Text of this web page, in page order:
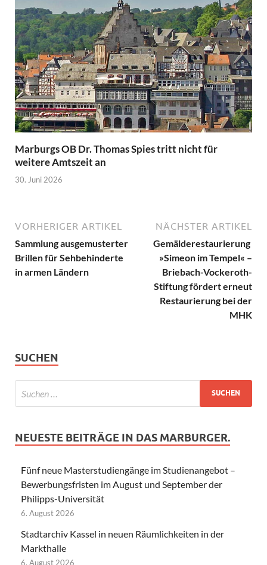
Marburgs OB Dr. Thomas Spies tritt nicht für
weitere Amtszeit an
30. Juni 2026
VORHERIGER ARTIKEL
Sammlung ausgemusterter
Brillen für Sehbehinderte
in armen Ländern
NÄCHSTER ARTIKEL
Gemälderestaurierung
»Simeon im Tempel« –
Briebach-Vockeroth-
Stiftung fördert erneut
Restaurierung bei der
MHK
SUCHEN
NEUESTE BEITRÄGE IN DAS MARBURGER.
Fünf neue Masterstudiengänge im Studienangebot –
Bewerbungsfristen im August und September der
Philipps-Universität
6. August 2026
Stadtarchiv Kassel in neuen Räumlichkeiten in der
Markthalle
6. August 2026